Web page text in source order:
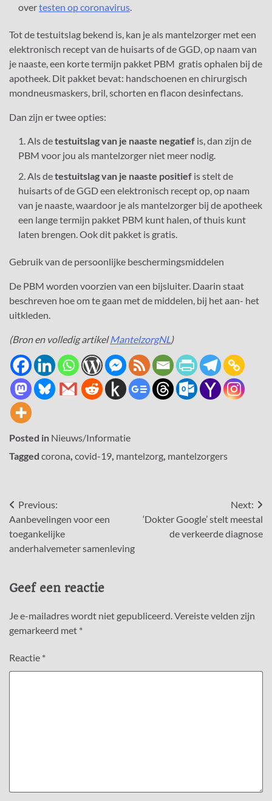
overtesten op coronavirus.
Tot de testuitslag bekend is, kan je als mantelzorger met een
elektronisch recept van de huisarts of de GGD, op naam van
je naaste, een korte termijn pakket PBM gratis ophalen bij de
apotheek. Dit pakket bevat: handschoenen en chirurgisch
mondneusmaskers, bril, schorten en flacon desinfectans.
Dan zijn er twee opties:
Als detestuitslag van je naaste negatief is, dan zijn de
PBM voor jou als mantelzorger niet meer nodig.
Als detestuitslag van je naaste positief is stelt de
huisarts of de GGD een elektronisch recept op, op naam
van je naaste, waardoor je als mantelzorger bij de apotheek
een lange termijn pakket PBM kunt halen, of thuis kunt
laten brengen. Ook dit pakket is gratis.
Gebruik van de persoonlijke beschermingsmiddelen
De PBM worden voorzien van een bijsluiter. Daarin staat
beschreven hoe om te gaan met de middelen, bij het aan- het
uitkleden.
(Bron en volledig artikelMantelzorgNL)
Posted in Nieuws/Informatie
Tagged corona, covid-19, mantelzorg, mantelzorgers
Bericht
navigatie
Previous:
Aanbevelingen voor een
toegankelijke
anderhalvemeter samenleving
Next:
‘Dokter Google’ stelt meestal
de verkeerde diagnose
Geef een reactie
Je e-mailadres wordt niet gepubliceerd.Vereiste velden zijn
gemarkeerd met *
Reactie *